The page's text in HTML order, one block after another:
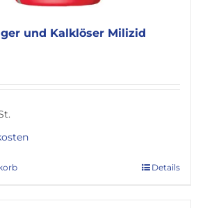
und Kalklöser Milizid
Details